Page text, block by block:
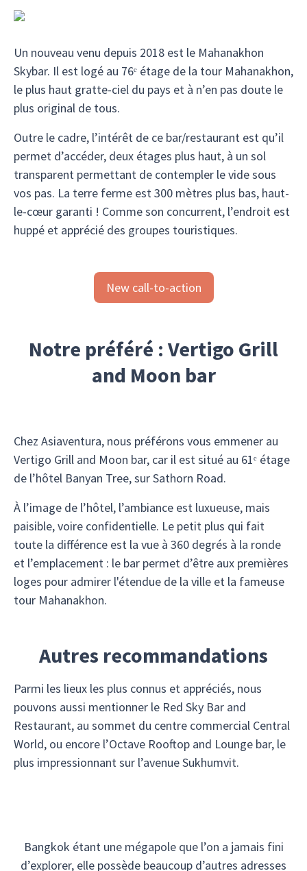
Un nouveau venu depuis 2018 est le Mahanakhon
Skybar. Il est logé au 76ᵉ étage de la tour Mahanakhon,
le plus haut gratte-ciel du pays et à n’en pas doute le
plus original de tous.
Outre le cadre, l’intérêt de ce bar/restaurant est qu’il
permet d’accéder, deux étages plus haut, à un sol
transparent permettant de contempler le vide sous
vos pas. La terre ferme est 300 mètres plus bas, haut-
le-cœur garanti ! Comme son concurrent, l’endroit est
huppé et apprécié des groupes touristiques.
New call-to-action
Notre préféré : Vertigo Grill
and Moon bar
Chez Asiaventura, nous préférons vous emmener au
Vertigo Grill and Moon bar, car il est situé au 61ᵉ étage
de l’hôtel Banyan Tree, sur Sathorn Road.
À l’image de l’hôtel, l’ambiance est luxueuse, mais
paisible, voire confidentielle. Le petit plus qui fait
toute la différence est la vue à 360 degrés à la ronde
et l’emplacement : le bar permet d’être aux premières
loges pour admirer l'étendue de la ville et la fameuse
tour Mahanakhon.
Autres recommandations
Parmi les lieux les plus connus et appréciés, nous
pouvons aussi mentionner le Red Sky Bar and
Restaurant, au sommet du centre commercial Central
World, ou encore l’Octave Rooftop and Lounge bar, le
plus impressionnant sur l’avenue Sukhumvit.
Bangkok étant une mégapole que l’on a jamais fini
d’explorer, elle possède beaucoup d’autres adresses